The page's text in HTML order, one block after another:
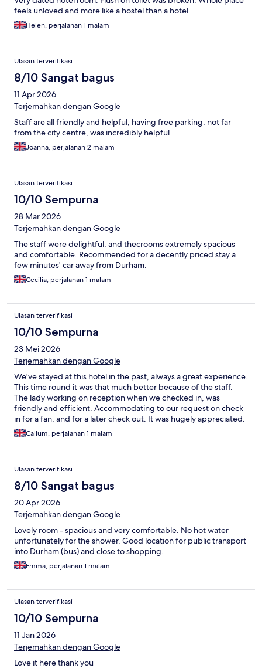
feels unloved and more like a hostel than a hotel.
Helen, perjalanan 1 malam
Ulasan terverifikasi
8/10 Sangat bagus
11 Apr 2026
Terjemahkan dengan Google
Staff are all friendly and helpful, having free parking, not far
from the city centre, was incredibly helpful
Joanna, perjalanan 2 malam
Ulasan terverifikasi
10/10 Sempurna
28 Mar 2026
Terjemahkan dengan Google
The staff were delightful, and thecrooms extremely spacious
and comfortable. Recommended for a decently priced stay a
few minutes' car away from Durham.
Cecilia, perjalanan 1 malam
Ulasan terverifikasi
10/10 Sempurna
23 Mei 2026
Terjemahkan dengan Google
We've stayed at this hotel in the past, always a great experience.
This time round it was that much better because of the staff.
The lady working on reception when we checked in, was
friendly and efficient. Accommodating to our request on check
in for a fan, and for a later check out. It was hugely appreciated.
Will definitely be back!
Callum, perjalanan 1 malam
Ulasan terverifikasi
8/10 Sangat bagus
20 Apr 2026
Terjemahkan dengan Google
Lovely room - spacious and very comfortable. No hot water
unfortunately for the shower. Good location for public transport
into Durham (bus) and close to shopping.
Emma, perjalanan 1 malam
Ulasan terverifikasi
10/10 Sempurna
11 Jan 2026
Terjemahkan dengan Google
Love it here thank you